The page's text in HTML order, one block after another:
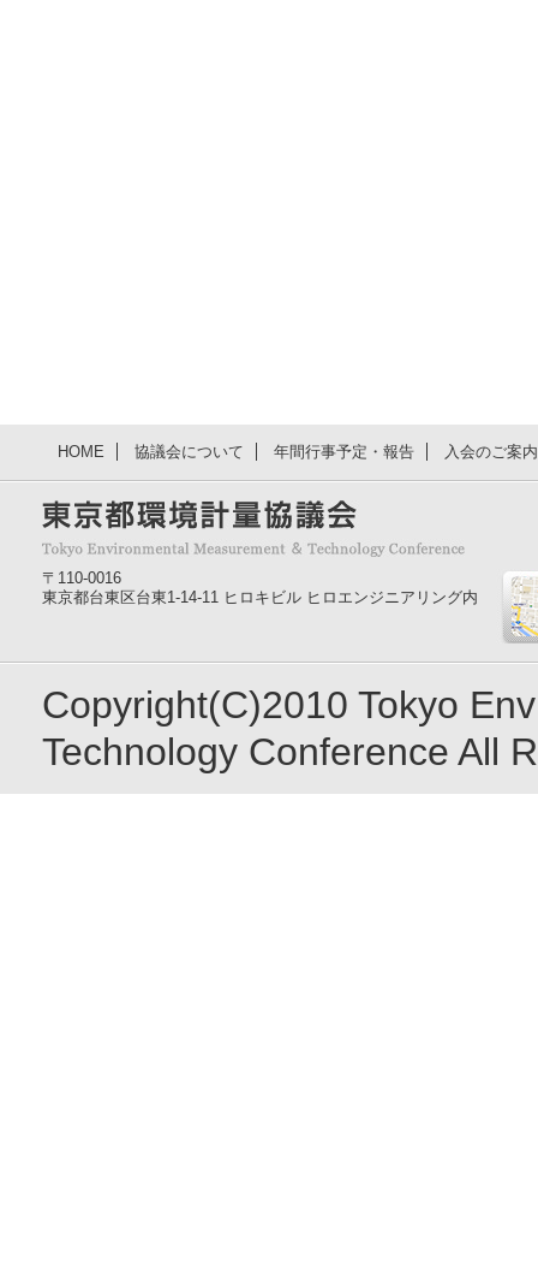
HOME 協議会について 年間行事予定・報告 入会のご案
〒110-0016
東京都台東区台東1-14-11 ヒロキビル ヒロエンジニアリング内
Copyright(C)2010 Tokyo
Technology Conference All